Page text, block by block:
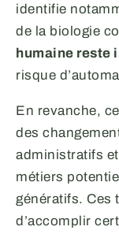
identifie
de la biologie
humaine reste
risque
En revanche,
des
administratifs
métiers
génératifs. Ces
d’accomplir